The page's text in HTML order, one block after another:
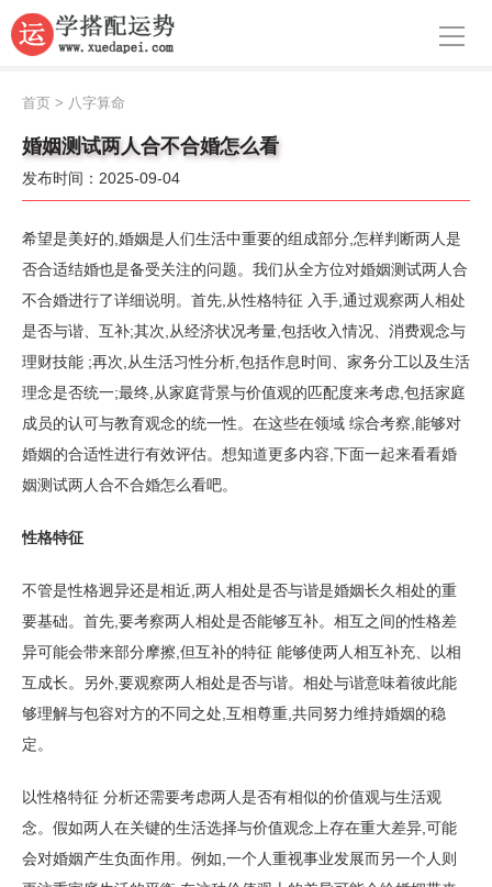
导航
周公解梦
生肖运势
八字算命
风水
名字
星座
首页 > 八字算命
婚姻测试两人合不合婚怎么看
发布时间：2025-09-04
希望是美好的,婚姻是人们生活中重要的组成部分,怎样判断两人是
否合适结婚也是备受关注的问题。我们从全方位对婚姻测试两人合
不合婚进行了详细说明。首先,从性格特征 入手,通过观察两人相处
是否与谐、互补;其次,从经济状况考量,包括收入情况、消费观念与
理财技能 ;再次,从生活习性分析,包括作息时间、家务分工以及生活
理念是否统一;最终,从家庭背景与价值观的匹配度来考虑,包括家庭
成员的认可与教育观念的统一性。在这些在领域 综合考察,能够对
婚姻的合适性进行有效评估。想知道更多内容,下面一起来看看婚
姻测试两人合不合婚怎么看吧。
性格特征
不管是性格迥异还是相近,两人相处是否与谐是婚姻长久相处的重
要基础。首先,要考察两人相处是否能够互补。相互之间的性格差
异可能会带来部分摩擦,但互补的特征 能够使两人相互补充、以相
互成长。另外,要观察两人相处是否与谐。相处与谐意味着彼此能
够理解与包容对方的不同之处,互相尊重,共同努力维持婚姻的稳
定。
以性格特征 分析还需要考虑两人是否有相似的价值观与生活观
念。假如两人在关键的生活选择与价值观念上存在重大差异,可能
会对婚姻产生负面作用。例如,一个人重视事业发展而另一个人则